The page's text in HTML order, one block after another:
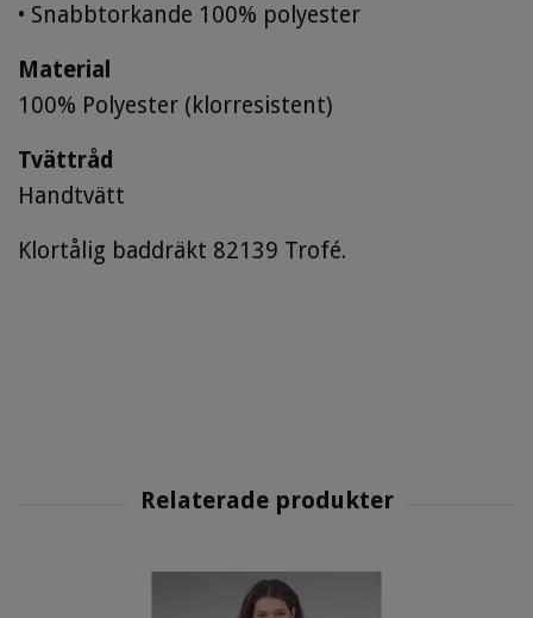
• Snabbtorkande 100% polyester
Material
100% Polyester (klorresistent)
Tvättråd
Handtvätt
Klortålig baddräkt 82139 Trofé.